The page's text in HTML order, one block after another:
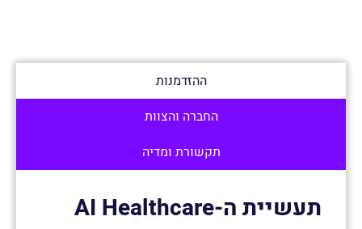
ההזדמנות
החברה והצוות
תקשורת ומדיה
תעשיית ה-AI Healthcare